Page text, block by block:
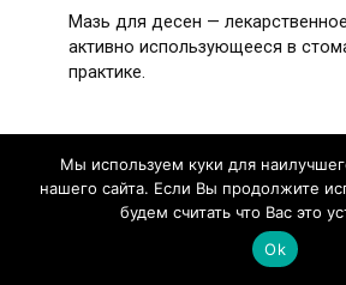
Мазь для десен —
активно использующееся в
практике.
Мы используем куки для
нашего сайта. Если Вы продолжите
будем считать что Вас это
Ok